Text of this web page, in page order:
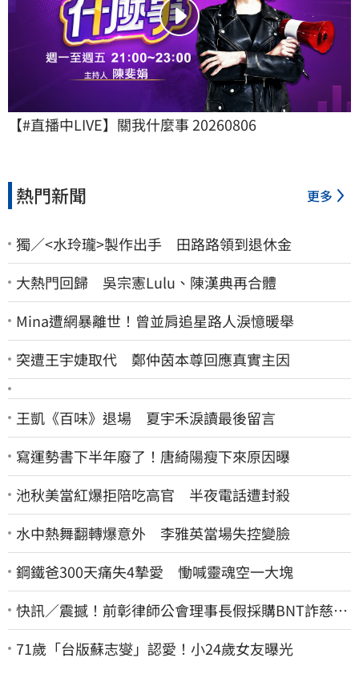
【#直播中LIVE】關我什麼事 20260806
熱門新聞 更多
獨／<水玲瓏>製作出手 田路路領到退休金
大熱門回歸 吳宗憲Lulu、陳漢典再合體
Mina遭網暴離世！曾並肩追星路人淚憶暖舉
突遭王宇婕取代 鄭仲茵本尊回應真實主因
王凱《百味》退場 夏宇禾淚讀最後留言
寫運勢書下半年廢了！唐綺陽瘦下來原因曝
池秋美當紅爆拒陪吃高官 半夜電話遭封殺
水中熱舞翻轉爆意外 李雅英當場失控變臉
鋼鐵爸300天痛失4摯愛 慟喊靈魂空一大塊
快訊／震撼！前彰律師公會理事長假採購BNT詐慈濟
10億、洗錢囤232kg黃金
71歲「台版蘇志燮」認愛！小24歲女友曝光